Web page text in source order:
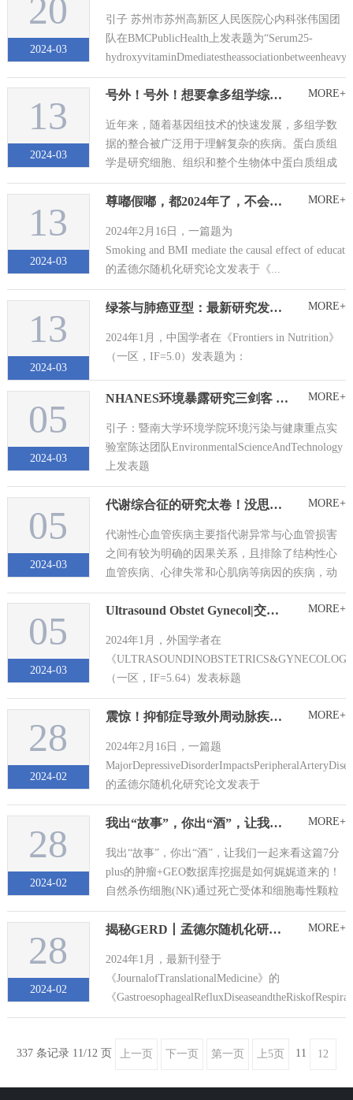
副作用相关，包括增加自杀倾向、肝脏损伤和潜
在的药物相互作...
20
2024-03
引子 苏州市苏州高新区人民医院心内科张伟国团
队在BMCPublicHealth上发表题为“Serum25-
13
2024-03
号外！号外！想要拿多组学综合分析思路的小伙伴看过来啦！ MORE+
近年来，随着基因组技术的快速发展，多组学数
据的整合被广泛用于理解复杂的疾病。蛋白质组
学是研究细胞、组织和整个生物体中蛋白质组成
和变化的科学，代谢组学是一个新兴领域，通过
提供大量代谢物分析来全面覆盖生物过程和代谢
方法可能是一种潜在的非常强大的工具，可以为
探索生物标志物和...
13
2024-03
尊嘟假嘟，都2024年了，不会还有人不知道孟德尔随机化与NHANES数据库可以这么玩吧！ MORE+
2024年2月16日，一篇题为
Smoking and BMI mediate the causal effect of
的孟德尔随机化研究论文发表于《...
13
2024-03
绿茶与肺癌亚型：最新研究发现并未存在关联？ MORE+
2024年1月，中国学者在《Frontiers in Nutrition》
（一区，IF=5.0）发表题为：
05
2024-03
NHANES环境暴露研究三剑客 | 第二剑：贝叶斯核函数回归 MORE+
引子：暨南大学环境学院环境污染与健康重点实
验室陈达团队EnvironmentalScienceAndTechnology
上发表题
为
05
2024-03
代谢综合征的研究太卷！没思路，怎么办？试试心血管代谢综合征！ MORE+
代谢性心血管疾病主要指代谢异常与心血管损害
之间有较为明确的因果关系，且排除了结构性心
血管疾病、心律失常和心肌病等病因的疾病，动
脉粥样硬化性心脏病（arteriosclerotic
cardiovascular disease，ASCVD）为其主要表现，
局，干预代谢紊乱可...
05
2024-03
Ultrasound Obstet Gynecol|交互作用+重复测量ANOVA即可 MORE+
2024年1月，外国学者在
《
（一区，IF=5.64）发表标题
为：
28
2024-02
震惊！抑郁症导致外周动脉疾病竟然是通过生活方式介导 MORE+
2024年2月16日，一篇题
的孟德尔随机化研究论文发表于
《JournaloftheAmericanHeartAssociati...
28
2024-02
我出“故事”，你出“酒”，让我们一起来看这篇7分plus的肿瘤+GEO数据库挖掘是如何娓娓道来的 MORE+
我出“故事”，你出“酒”，让我们一起来看这篇7分
plus的肿瘤+GEO数据库挖掘是如何娓娓道来的！
自然杀伤细胞(NK)通过死亡受体和细胞毒性颗粒
杀死癌细胞，在控制癌症进展中发挥重要作用。
然而，在肿瘤微环境(TME)中，NK细胞经常表现
有助于肿瘤免疫逃避。...
28
2024-02
揭秘GERD丨孟德尔随机化研究探寻呼吸系统疾病的潜在风险 MORE+
2024年1月，最新刊登于
《JournalofTranslationalMedicine》的
《
引起了我们对呼吸系统健康的...
337 条记录 11/12 页 上一页 下一页 第一页 上5页 11 12